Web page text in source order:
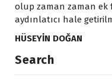
olup zaman zaman ek
aydınlatıcı hale
HÜSEYİN DOĞAN
Search